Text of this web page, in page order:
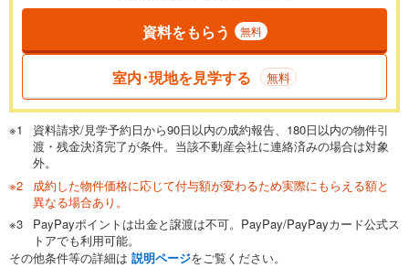
一般的には最長35年まで借り入れ可能です。多くの金融機関
が完済時の年齢は80歳までを条件としています。
閉じる
頭金 万円
0万円 3,399万円
自己資金から住宅購入にかけられる金額を入力してくださ
い。一般的には物件価格の2割までが目安です。
閉じる
ボーナス
万円
資料をもらう 無料
室内･現地を見学する 無料
資料請求/見学予約日から90日以内の成約報告、180日以内の物件引
渡・残金決済完了が条件。当該不動産会社に連絡済みの場合は対象
外。
成約した物件価格に応じて付与額が変わるため実際にもらえる額と
異なる場合あり。
PayPayポイントは出金と譲渡は不可。PayPay/PayPayカード公式ス
トアでも利用可能。
その他条件等の詳細は 説明ページをご覧ください。